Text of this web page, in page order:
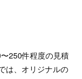
250件程度の見積
は、オリジナルの